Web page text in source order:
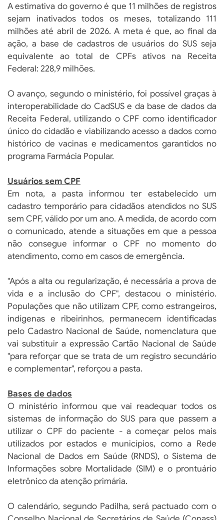
A estimativa do governo é que 11 milhões de registros
sejam inativados todos os meses, totalizando 111
milhões até abril de 2026. A meta é que, ao final da
ação, a base de cadastros de usuários do SUS seja
equivalente ao total de CPFs ativos na Receita
Federal: 228,9 milhões.
O avanço, segundo o ministério, foi possível graças à
interoperabilidade do CadSUS e da base de dados da
Receita Federal, utilizando o CPF como identificador
único do cidadão e viabilizando acesso a dados como
histórico de vacinas e medicamentos garantidos no
programa Farmácia Popular.
Usuários sem CPF
Em nota, a pasta informou ter estabelecido um
cadastro temporário para cidadãos atendidos no SUS
sem CPF, válido por um ano. A medida, de acordo com
o comunicado, atende a situações em que a pessoa
não consegue informar o CPF no momento do
atendimento, como em casos de emergência.
"Após a alta ou regularização, é necessária a prova de
vida e a inclusão do CPF", destacou o ministério.
Populações que não utilizam CPF, como estrangeiros,
indígenas e ribeirinhos, permanecem identificadas
pelo Cadastro Nacional de Saúde, nomenclatura que
vai substituir a expressão Cartão Nacional de Saúde
"para reforçar que se trata de um registro secundário
e complementar", reforçou a pasta.
Bases de dados
O ministério informou que vai readequar todos os
sistemas de informação do SUS para que passem a
utilizar o CPF do paciente - a começar pelos mais
utilizados por estados e municípios, como a Rede
Nacional de Dados em Saúde (RNDS), o Sistema de
Informações sobre Mortalidade (SIM) e o prontuário
eletrônico da atenção primária.
O calendário, segundo Padilha, será pactuado com o